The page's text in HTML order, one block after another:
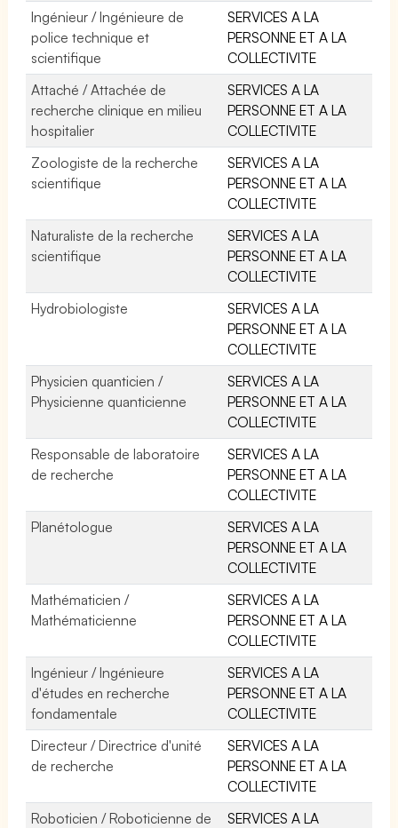
Ingénieur / Ingénieure de
police technique et
scientifique
SERVICES A LA
PERSONNE ET A LA
COLLECTIVITE
Attaché / Attachée de
recherche clinique en milieu
hospitalier
SERVICES A LA
PERSONNE ET A LA
COLLECTIVITE
Zoologiste de la recherche
scientifique
SERVICES A LA
PERSONNE ET A LA
COLLECTIVITE
Naturaliste de la recherche
scientifique
SERVICES A LA
PERSONNE ET A LA
COLLECTIVITE
Hydrobiologiste
SERVICES A LA
PERSONNE ET A LA
COLLECTIVITE
Physicien quanticien /
Physicienne quanticienne
SERVICES A LA
PERSONNE ET A LA
COLLECTIVITE
Responsable de laboratoire
de recherche
SERVICES A LA
PERSONNE ET A LA
COLLECTIVITE
Planétologue
SERVICES A LA
PERSONNE ET A LA
COLLECTIVITE
Mathématicien /
Mathématicienne
SERVICES A LA
PERSONNE ET A LA
COLLECTIVITE
Ingénieur / Ingénieure
d'études en recherche
fondamentale
SERVICES A LA
PERSONNE ET A LA
COLLECTIVITE
Directeur / Directrice d'unité
de recherche
SERVICES A LA
PERSONNE ET A LA
COLLECTIVITE
Roboticien / Roboticienne de
SERVICES A LA